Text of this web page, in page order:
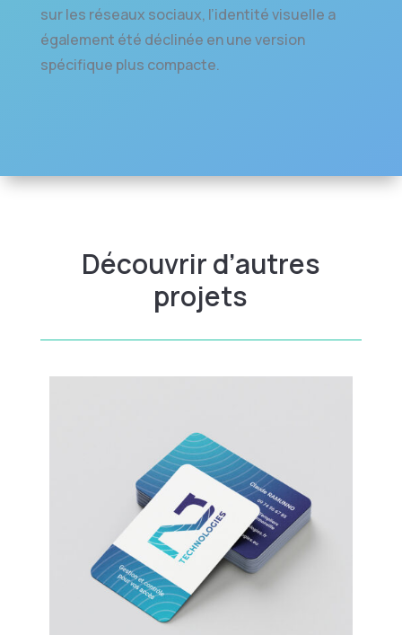
sur les réseaux sociaux, l’identité visuelle a
également été déclinée en une version
spécifique plus compacte.
Découvrir d’autres
projets